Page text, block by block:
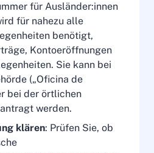
für Ausländer:innen
für nahezu alle
benötigt,
Kontoeröffnungen
Sie kann bei
(„Oficina de
bei der örtlichen
werden.
klären: Prüfen Sie, ob